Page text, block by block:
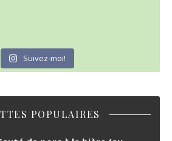
Suivez-moi!
POPULAIRES